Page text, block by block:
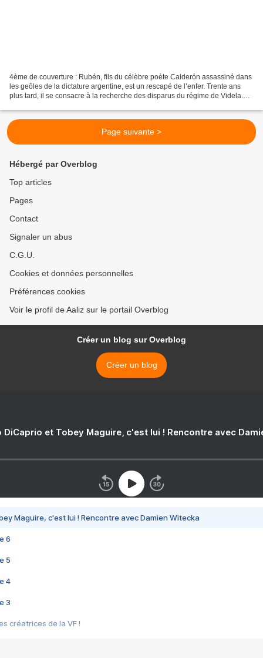
4ème de couverture : Rubén, fils du célèbre poète Calderón assassiné dans
les geôles de la dictature argentine, est un rescapé de l’enfer. Trente ans
plus tard, il se consacre à la recherche des disparus du régime de Videla.
Page suivante >
Hébergé par Overblog
Top articles
Pages
Contact
Signaler un abus
C.G.U.
Cookies et données personnelles
Préférences cookies
Voir le profil de Aaliz sur le portail Overblog
Créer un blog sur Overblog
Créer un blog
DiCaprio et Tobey Maguire, c'est lui ! Rencontre avec
Maguire, c'est lui ! Rencontre avec Damien Witecka
6
5
4
3
créatrices de la VF !